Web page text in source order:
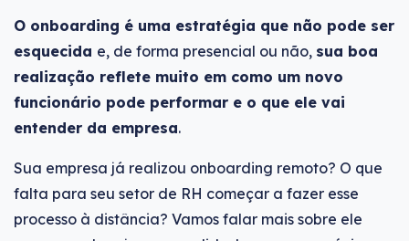
O onboarding é uma estratégia que não pode ser
esquecida e, de forma presencial ou não, sua boa
realização reflete muito em como um novo
funcionário pode performar e o que ele vai
entender da empresa.
Sua empresa já realizou onboarding remoto? O que
falta para seu setor de RH começar a fazer esse
processo à distância? Vamos falar mais sobre ele